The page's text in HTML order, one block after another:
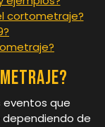
cortometraje?
eventos que
de